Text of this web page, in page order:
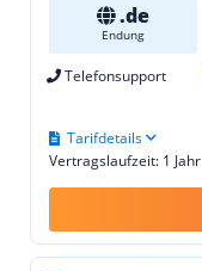
.de
Endung
Telefonsupport
Vertragslaufzeit: 1 Jahr
Tarifdetails